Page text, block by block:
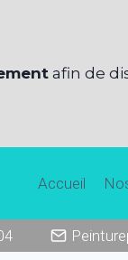
afin de
Accueil